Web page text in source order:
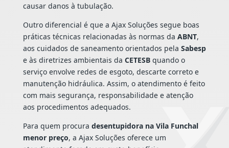
causar danos à tubulação.
Outro diferencial é que a Ajax Soluções segue boas
práticas técnicas relacionadas às normas da ABNT,
aos cuidados de saneamento orientados pela Sabesp
e às diretrizes ambientais da CETESBquando o
serviço envolve redes de esgoto, descarte correto e
manutenção hidráulica. Assim, o atendimento é feito
com mais segurança, responsabilidade e atenção
aos procedimentos adequados.
Para quem procura desentupidora na Vila Funchal
menor preço, a Ajax Soluções oferece um